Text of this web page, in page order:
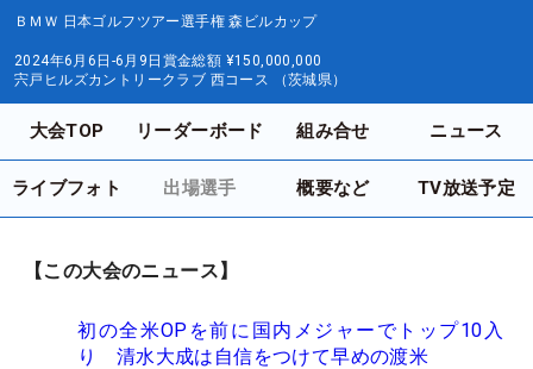
ＢＭＷ 日本ゴルフツアー選手権 森ビルカップ
2024年6月6日-6月9日 賞金総額 ¥150,000,000
宍戸ヒルズカントリークラブ 西コース （茨城県）
大会TOP リーダーボード 組み合せ ニュース
ライブフォト 出場選手 概要など TV放送予定
【この大会のニュース】
初の全米OPを前に国内メジャーでトップ10入
り 清水大成は自信をつけて早めの渡米